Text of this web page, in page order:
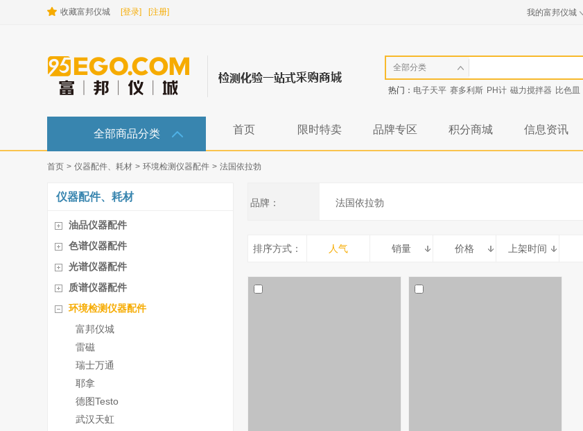
收藏富邦仪城 [登录] [注册] 我的富邦仪城
全部分类
热门： 电子天平 赛多利斯 PH计 磁力搅拌器 比色皿
全部商品分类 首页 限时特卖 品牌专区 积分商城 信息资讯
首页 > 仪器配件、耗材 > 环境检测仪器配件 > 法国依拉勃
仪器配件、耗材
油品仪器配件
色谱仪器配件
光谱仪器配件
质谱仪器配件
环境检测仪器配件
富邦仪城
雷磁
瑞士万通
耶拿
德图Testo
武汉天虹
品牌： 法国依拉勃
排序方式： 人气 销量 价格 上架时间